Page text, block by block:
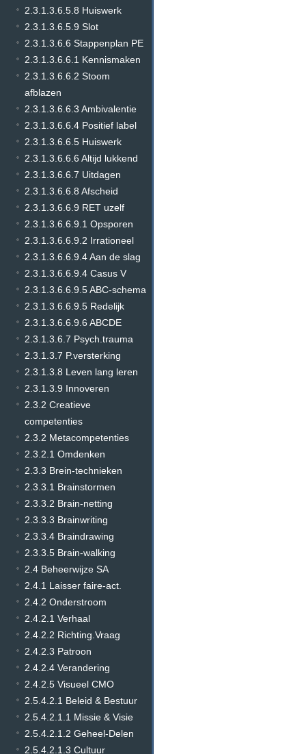
2.3.1.3.6.5.8 Huiswerk
2.3.1.3.6.5.9 Slot
2.3.1.3.6.6 Stappenplan PE
2.3.1.3.6.6.1 Kennismaken
2.3.1.3.6.6.2 Stoom
afblazen
2.3.1.3.6.6.3 Ambivalentie
2.3.1.3.6.6.4 Positief label
2.3.1.3.6.6.5 Huiswerk
2.3.1.3.6.6.6 Altijd lukkend
2.3.1.3.6.6.7 Uitdagen
2.3.1.3.6.6.8 Afscheid
2.3.1.3.6.6.9 RET uzelf
2.3.1.3.6.6.9.1 Opsporen
2.3.1.3.6.6.9.2 Irrationeel
2.3.1.3.6.6.9.4 Aan de slag
2.3.1.3.6.6.9.4 Casus V
2.3.1.3.6.6.9.5 ABC-schema
2.3.1.3.6.6.9.5 Redelijk
2.3.1.3.6.6.9.6 ABCDE
2.3.1.3.6.7 Psych.trauma
2.3.1.3.7 P.versterking
2.3.1.3.8 Leven lang leren
2.3.1.3.9 Innoveren
2.3.2 Creatieve
competenties
2.3.2 Metacompetenties
2.3.2.1 Omdenken
2.3.3 Brein-technieken
2.3.3.1 Brainstormen
2.3.3.2 Brain-netting
2.3.3.3 Brainwriting
2.3.3.4 Braindrawing
2.3.3.5 Brain-walking
2.4 Beheerwijze SA
2.4.1 Laisser faire-act.
2.4.2 Onderstroom
2.4.2.1 Verhaal
2.4.2.2 Richting.Vraag
2.4.2.3 Patroon
2.4.2.4 Verandering
2.4.2.5 Visueel CMO
2.5.4.2.1 Beleid & Bestuur
2.5.4.2.1.1 Missie & Visie
2.5.4.2.1.2 Geheel-Delen
2.5.4.2.1.3 Cultuur